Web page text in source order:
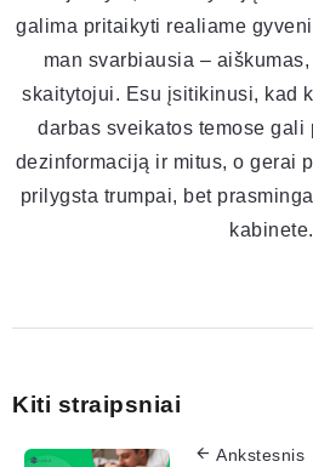
galima pritaikyti realiame
man svarbiausia –
skaitytojui. Esu įsitikinusi, kad
darbas sveikatos temose gali
dezinformaciją ir mitus, o gerai
prilygsta trumpai, bet
kabinete.
Kiti straipsniai
Ankstesnis